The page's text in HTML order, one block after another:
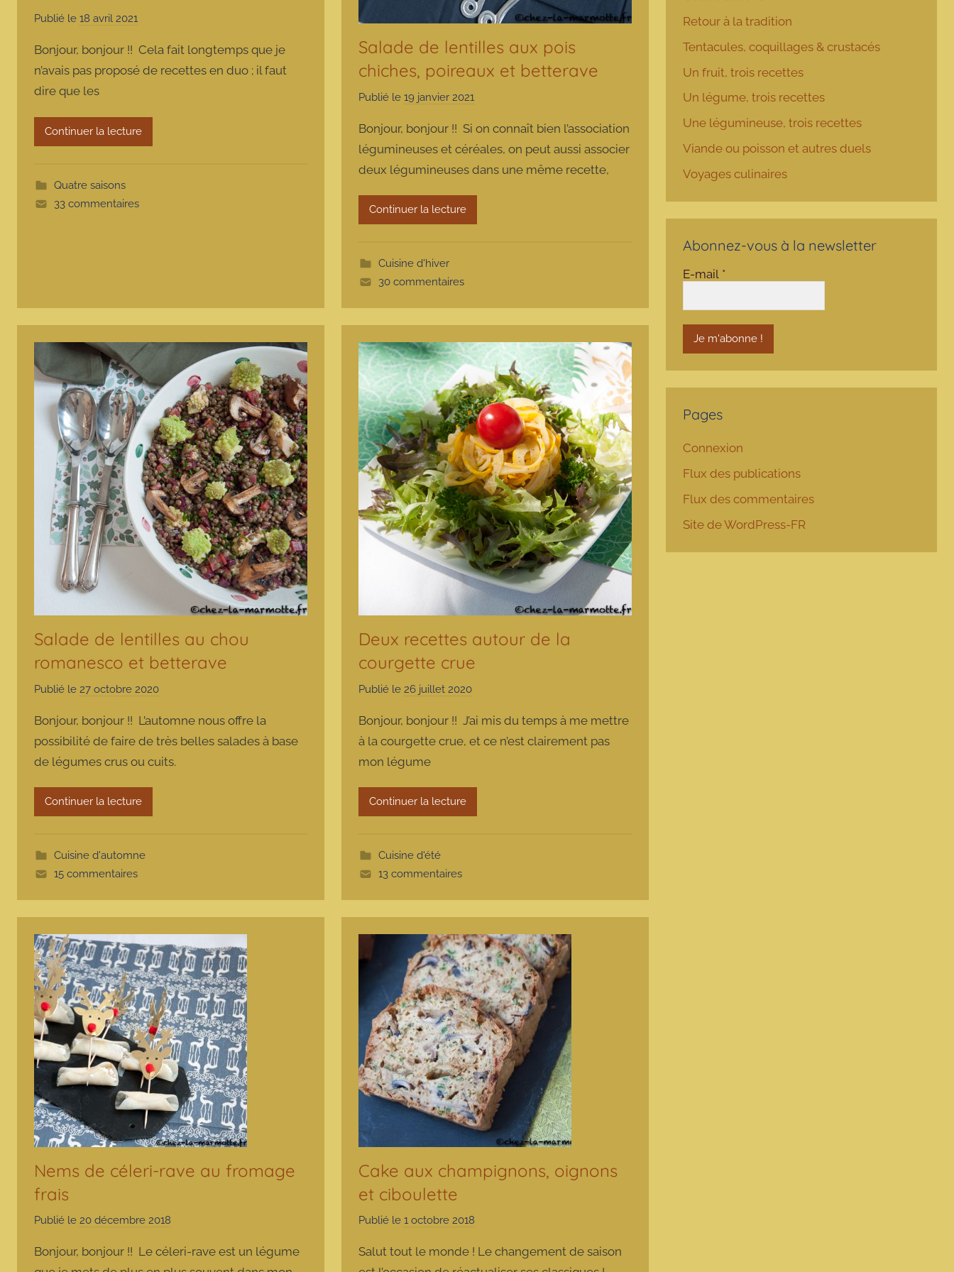
Publié le 18 avril 2021
r
m
m
o
e
Bonjour, bonjour !! Cela fait longtemps que je
n’avais pas proposé de recettes en duo ; il faut
dire que les
Continuer la lecture
Quatre saisons
33 commentaires
Salade de lentilles aux pois
chiches, poireaux et betterave
Publié le19 janvier 2021
r
m
a
o
Bonjour, bonjour !! Si on connaît bien l’association
légumineuses et céréales, on peut aussi associer
deux légumineuses dans une même recette,
Continuer la lecture
Cuisine d'hiver
30 commentaires
Salade de lentilles au chou
romanesco et betterave
Publié le 27 octobre 2020
r
m
a
Bonjour, bonjour !! L’automne nous offre la
possibilité de faire de très belles salades à base
de légumes crus ou cuits.
Continuer la lecture
Cuisine d'automne
15 commentaires
Deux recettes autour de la
courgette crue
Publié le 26 juillet 2020
r
m
o
Bonjour, bonjour !! J’ai mis du temps à me mettre
à la courgette crue, et ce n’est clairement pas
mon légume
Continuer la lecture
Cuisine d'été
13 commentaires
Nems de céleri-rave au fromage
frais
Publié le 20 décembre 2018
r
Bonjour, bonjour !! Le céleri-rave est un légume
Cake aux champignons, oignons
et ciboulette
Publié le1 octobre 2018
r
Salut tout le monde ! Le changement de saison
Retour à la tradition
Tentacules, coquillages & crustacés
Un fruit, trois recettes
Un légume, trois recettes
Une légumineuse, trois recettes
Viande ou poisson et autres duels
Voyages culinaires
Abonnez-vous à la newsletter
E-mail *
Pages
Connexion
Flux des publications
Flux des commentaires
Site de WordPress-FR